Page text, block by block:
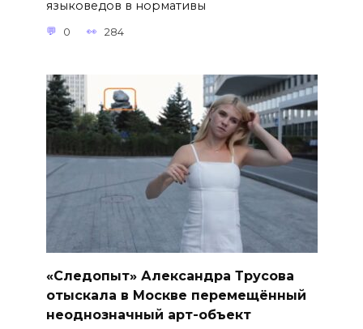
языковедов в нормативы
0 284
«Следопыт» Александра Трусова
отыскала в Москве перемещённый
неоднозначный арт-объект